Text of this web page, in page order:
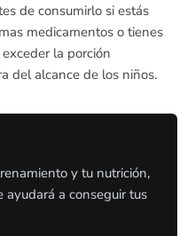
de consumirlo si estás
medicamentos o tienes
la porción
del alcance de los niños.
y tu nutrición,
ayudará a conseguir tus